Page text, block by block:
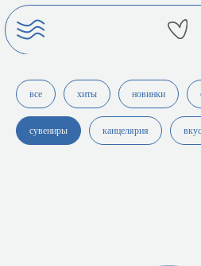
все хиты новинки
сувениры канцелярия